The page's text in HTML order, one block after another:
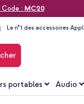
Code : MC20
Le n°1 des accessoires
portables Audio